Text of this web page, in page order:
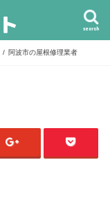
search
阿波市の屋根修理業者